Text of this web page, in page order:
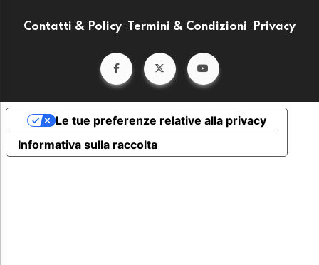
Contatti & Policy Termini & Condizioni Privacy
Informativa sulla raccolta
Le tue preferenze relative alla privacy